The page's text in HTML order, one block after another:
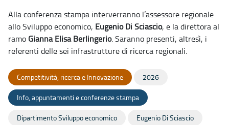
Alla conferenza stampa interverranno l’assessore regionale
allo Sviluppo economico, Eugenio Di Sciascio, e la direttora al
ramo Gianna Elisa Berlingerio. Saranno presenti, altresì, i
referenti delle sei infrastrutture di ricerca regionali.
Competitività, ricerca e Innovazione 2026
Info, appuntamenti e conferenze stampa
Dipartimento Sviluppo economico Eugenio Di Sciascio